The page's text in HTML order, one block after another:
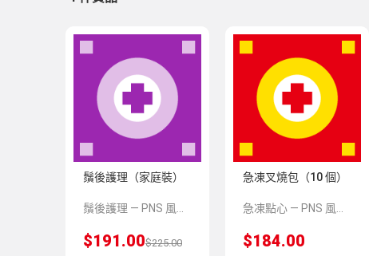
鬚後護理（家庭裝）
$191.00$225.00
急凍叉燒包（10 個）
$184.00